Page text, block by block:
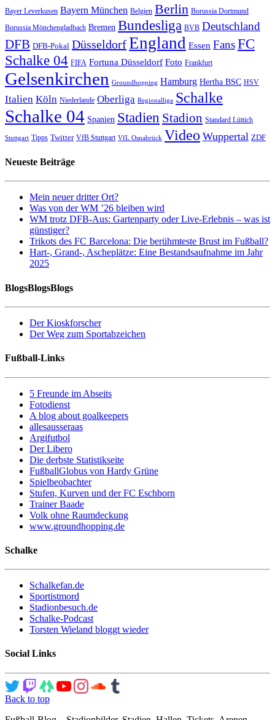
Bayer Leverkusen Bayern München Belgien Berlin Borussia Dortmund
Borussia Mönchengladbach Bremen Bundesliga BVB Deutschland
DFB DFB-Pokal DüsseldorfEngland Essen FansFC
Schalke 04 FIFA Fortuna Düsseldorf Foto Frankfurt
Gelsenkirchen Groundhopping Hamburg Hertha BSC HSV
Italien Köln Niederlande Oberliga Regionalliga Schalke
Schalke 04 Spanien Stadien Stadion Standard Lüttich
Stuttgart Tipps Twitter VfB Stuttgart VfL Osnabrück Video Wuppertal ZDF
Neueste Beiträge
Mein neuer dritter Ort?
Was von der WM ’26 bleiben wird
WM trotz DFB-Aus: Gartenparty oder Live-Erlebnis – was ist
günstiger?
Trikots des FC Barcelona: Die berühmteste Brust im Fußball?
Hart-, Grand-, Ascheplätze: Eine Bestandsaufnahme im Jahr
2025
BlogsBlogsBlogs
Der Kioskforscher
Der Weg zum Sportabzeichen
Fußball-Links
5 Freunde im Abseits
Fotodienst
A blog about goalkeepers
allesausseraas
Argifutbol
Der Libero
Die derbste Statistikseite
FußballGlobus von Hardy Grüne
Spielbeobachter
Stufen, Kurven und der FC Eschborn
Trainer Baade
Volk ohne Raumdeckung
www.groundhopping.de
Schalke
Schalkefan.de
Sportistmord
Stadionbesuch.de
Schalke-Podcast
Torsten Wieland bloggt wieder
Social Links
Back to top